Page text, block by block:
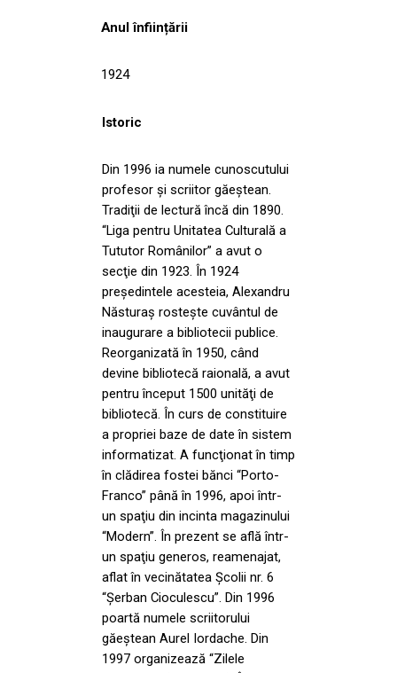
Anul înființării
1924
Istoric
Din 1996 ia numele cunoscutului
profesor şi scriitor găeştean.
Tradiţii de lectură încă din 1890.
“Liga pentru Unitatea Culturală a
Tututor Românilor” a avut o
secţie din 1923. În 1924
preşedintele acesteia, Alexandru
Năsturaş rosteşte cuvântul de
inaugurare a bibliotecii publice.
Reorganizată în 1950, când
devine bibliotecă raională, a avut
pentru început 1500 unităţi de
bibliotecă. În curs de constituire
a propriei baze de date în sistem
informatizat. A funcţionat în timp
în clădirea fostei bănci “Porto-
Franco” până în 1996, apoi într-
un spaţiu din incinta magazinului
“Modern”. În prezent se află într-
un spaţiu generos, reamenajat,
aflat în vecinătatea Şcolii nr. 6
“Şerban Cioculescu”. Din 1996
poartă numele scriitorului
găeştean Aurel Iordache. Din
1997 organizează “Zilele